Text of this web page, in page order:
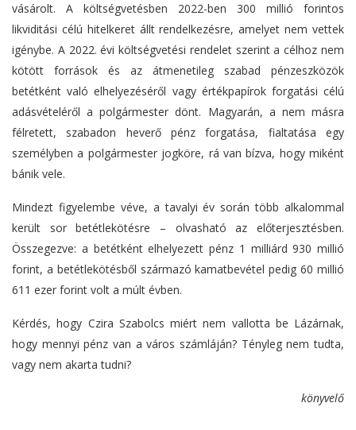
vásárolt. A költségvetésben 2022-ben 300 millió forintos
likviditási célú hitelkeret állt rendelkezésre, amelyet nem vettek
igénybe. A 2022. évi költségvetési rendelet szerint a célhoz nem
kötött források és az átmenetileg szabad pénzeszközök
betétként való elhelyezéséről vagy értékpapírok forgatási célú
adásvételéről a polgármester dönt. Magyarán, a nem másra
félretett, szabadon heverő pénz forgatása, fialtatása egy
személyben a polgármester jogköre, rá van bízva, hogy miként
bánik vele.
Mindezt figyelembe véve, a tavalyi év során több alkalommal
került sor betétlekötésre – olvasható az előterjesztésben.
Összegezve: a betétként elhelyezett pénz 1 milliárd 930 millió
forint, a betétlekötésből származó kamatbevétel pedig 60 millió
611 ezer forint volt a múlt évben.
Kérdés, hogy Czira Szabolcs miért nem vallotta be Lázárnak,
hogy mennyi pénz van a város számláján? Tényleg nem tudta,
vagy nem akarta tudni?
könyvelő